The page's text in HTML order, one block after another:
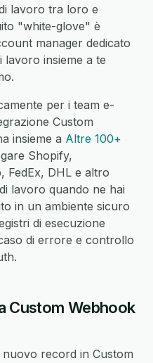
lavoro tra loro e
"white-glove" è
manager dedicato
insieme a te
per i team e-
Custom
insieme a Altre 100+
Shopify,
FedEx, DHL e altro
lavoro quando ne hai
in un ambiente sicuro
di esecuzione
di errore e controllo
Custom Webhook
record in Custom